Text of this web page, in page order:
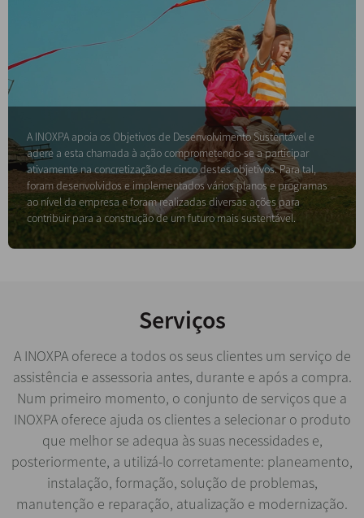
A INOXPA apoia os Objetivos de Desenvolvimento Sustentável e
adere a esta chamada à ação comprometendo-se a participar
ativamente na concretização de cinco destes objetivos. Para tal,
foram desenvolvidos e implementados vários planos e programas
ao nível da empresa e foram realizadas diversas ações para
contribuir para a construção de um futuro mais sustentável.
Serviços
A INOXPA oferece a todos os seus clientes um serviço de
assistência e assessoria antes, durante e após a compra.
Num primeiro momento, o conjunto de serviços que a
INOXPA oferece ajuda os clientes a selecionar o produto
que melhor se adequa às suas necessidades e,
posteriormente, a utilizá-lo corretamente: planeamento,
instalação, formação, solução de problemas,
manutenção e reparação, atualização e modernização.